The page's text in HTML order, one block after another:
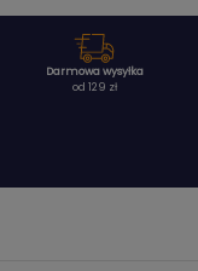
Darmowa wysyłka
od 129 zł